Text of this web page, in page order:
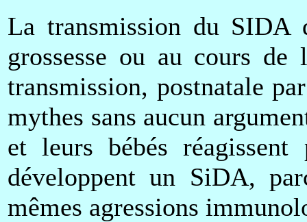
La transmission du SIDA
grossesse ou au cours de
transmission, postnatale
mythes sans aucun
et leurs bébés
développent un SiDA,
mêmes agressions